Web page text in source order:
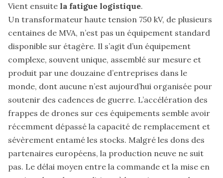
Vient ensuite la fatigue logistique.
Un transformateur haute tension 750 kV, de plusieurs
centaines de MVA, n’est pas un équipement standard
disponible sur étagère. Il s’agit d’un équipement
complexe, souvent unique, assemblé sur mesure et
produit par une douzaine d’entreprises dans le
monde, dont aucune n’est aujourd’hui organisée pour
soutenir des cadences de guerre. L’accélération des
frappes de drones sur ces équipements semble avoir
récemment dépassé la capacité de remplacement et
sévèrement entamé les stocks. Malgré les dons des
partenaires européens, la production neuve ne suit
pas. Le délai moyen entre la commande et la mise en